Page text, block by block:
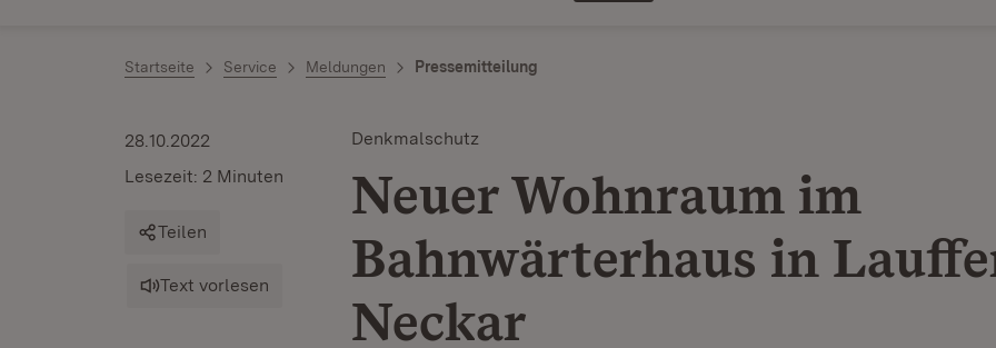
Startseite Service Meldungen Pressemitteilung
Denkmalschutz
Neuer Wohnraum im
Bahnwärterhaus in
Neckar
28.10.2022
Lesezeit: 2 Minuten
Teilen
Text vorlesen